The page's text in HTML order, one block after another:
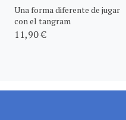
Una forma diferente de jugar
con el tangram
11,90 €